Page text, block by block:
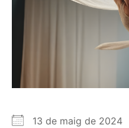
13 de maig de 2024